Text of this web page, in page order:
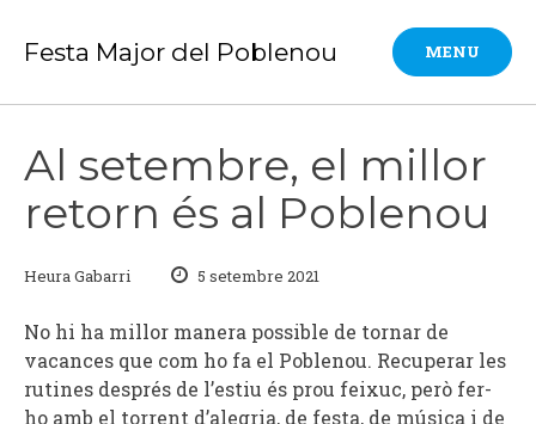
Festa Major del Poblenou MENU
Al setembre, el millor
retorn és al Poblenou
Heura Gabarri 5 setembre 2021
No hi ha millor manera possible de tornar de
vacances que com ho fa el Poblenou. Recuperar les
rutines després de l’estiu és prou feixuc, però fer-
ho amb el torrent d’alegria, de festa, de música i de